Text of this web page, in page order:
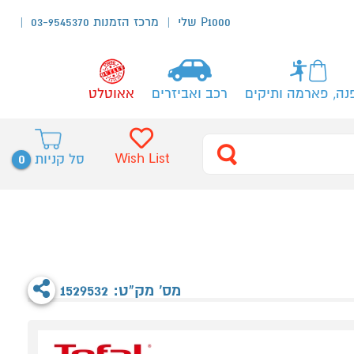
P1000 שלי מרכז הזמנות 03-9545370
פארמה ותיקים רכב ואביזרים אאוטלט
סל קניות 0 Wish List
מס' מק"ט: 1529532